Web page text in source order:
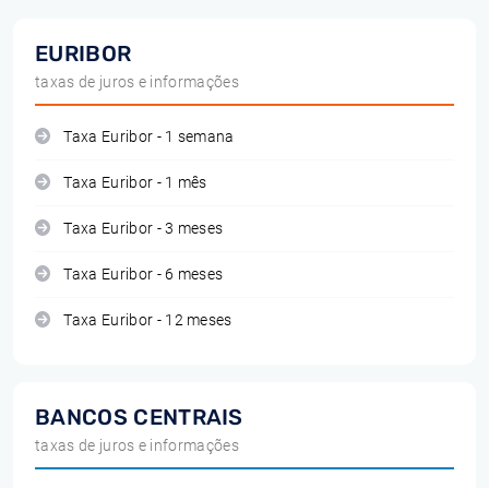
EURIBOR
taxas de juros e informações
Taxa Euribor - 1 semana
Taxa Euribor - 1 mês
Taxa Euribor - 3 meses
Taxa Euribor - 6 meses
Taxa Euribor - 12 meses
BANCOS CENTRAIS
taxas de juros e informações